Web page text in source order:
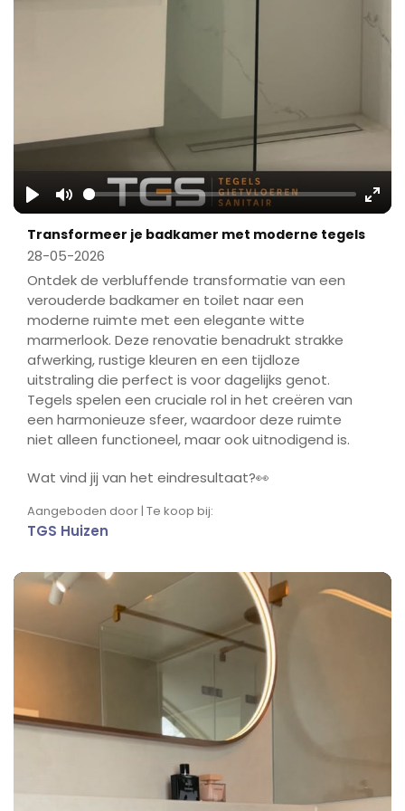
Play Mute
Transformeer je badkamer met moderne tegels
28-05-2026
Ontdek de verbluffende transformatie van een
verouderde badkamer en toilet naar een
moderne ruimte met een elegante witte
marmerlook. Deze renovatie benadrukt strakke
afwerking, rustige kleuren en een tijdloze
uitstraling die perfect is voor dagelijks genot.
Tegels spelen een cruciale rol in het creëren van
een harmonieuze sfeer, waardoor deze ruimte
niet alleen functioneel, maar ook uitnodigend is.
Wat vind jij van het eindresultaat?👀
Aangeboden door | Te koop bij:
TGS Huizen